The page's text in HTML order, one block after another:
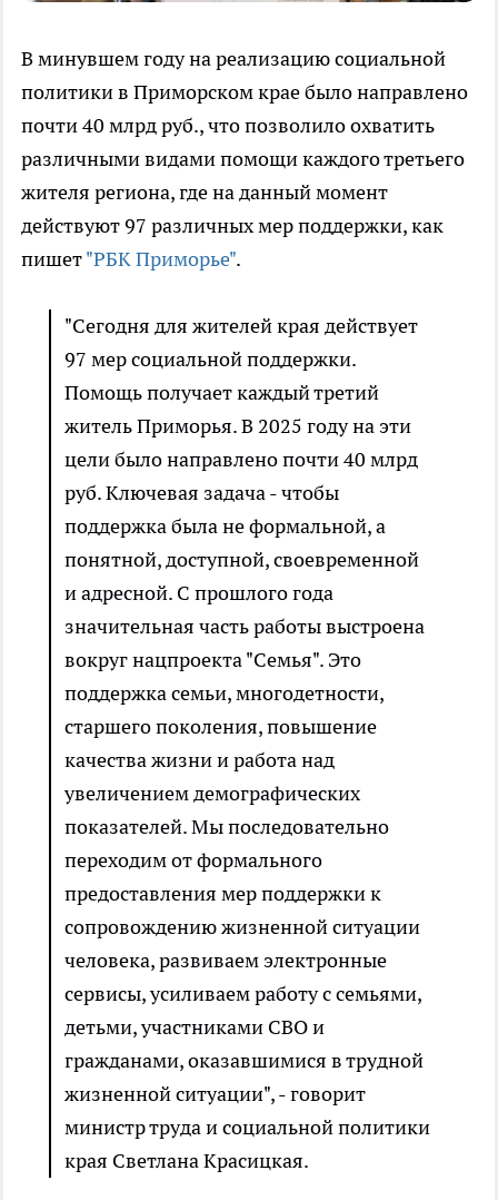
В минувшем году на реализацию социальной
политики в Приморском крае было направлено
почти 40 млрд руб., что позволило охватить
различными видами помощи каждого третьего
жителя региона, где на данный момент
действуют 97 различных мер поддержки, как
пишет"РБК Приморье".
"Сегодня для жителей края действует
97 мер социальной поддержки.
Помощь получает каждый третий
житель Приморья. В 2025 году на эти
цели было направлено почти 40 млрд
руб. Ключевая задача - чтобы
поддержка была не формальной, а
понятной, доступной, своевременной
и адресной. С прошлого года
значительная часть работы выстроена
вокруг нацпроекта "Семья". Это
поддержка семьи, многодетности,
старшего поколения, повышение
качества жизни и работа над
увеличением демографических
показателей. Мы последовательно
переходим от формального
предоставления мер поддержки к
сопровождению жизненной ситуации
человека, развиваем электронные
сервисы, усиливаем работу с семьями,
детьми, участниками СВО и
гражданами, оказавшимися в трудной
жизненной ситуации", - говорит
министр труда и социальной политики
края Светлана Красицкая.